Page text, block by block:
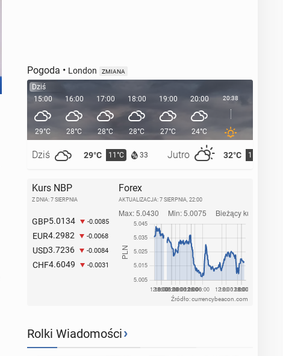
Pogoda • London ZMIANA
Dziś
15:00
29°C
Dziś 29°C 11°C 33 Jutro 32°C 15°C
16:00
28°C
17:00
28°C
18:00
28°C
19:00
27°C
20:00
24°C
20:38
Kurs NBP
Z DNIA: 7 SIERPNIA
GBP5.0134 -0.0085
EUR4.2982 -0.0068
USD3.7236 -0.0084
CHF4.6049 -0.0031
Forex
AKTUALIZACJA: 7 SIERPNIA, 22:00
Źródło: currencybeacon.com
Rolki Wiadomości›